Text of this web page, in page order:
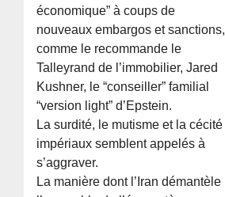
économique” à coups de
nouveaux embargos et sanctions,
comme le recommande le
Talleyrand de l’immobilier, Jared
Kushner, le “conseiller” familial
“version light” d’Epstein.
La surdité, le mutisme et la cécité
impériaux semblent appelés à
s’aggraver.
La manière dont l’Iran démantèle